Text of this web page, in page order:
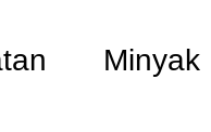
Minyak